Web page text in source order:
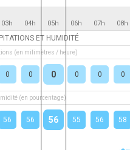
03h 04h 05h 06h 07h 08h
ET HUMIDITÉ
(en milimètres / heure)
0 0 0 0 0 0
(en pourcentage)
56 56 56 55 56 58